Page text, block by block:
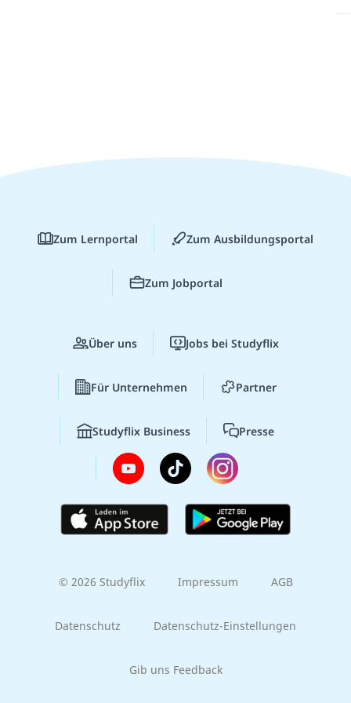
Zum Lernportal Zum Ausbildungsportal
Zum Jobportal
Über uns Jobs bei Studyflix
Für Unternehmen Partner
Studyflix Business Presse
© 2026 Studyflix Impressum AGB
Datenschutz Datenschutz-Einstellungen
Gib uns Feedback